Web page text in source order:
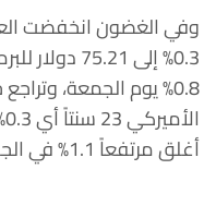
0.3% إلى
0.8% يوم الجمعة،
أغلق مرتفعاً 1.1% في الجلسة السابقة.